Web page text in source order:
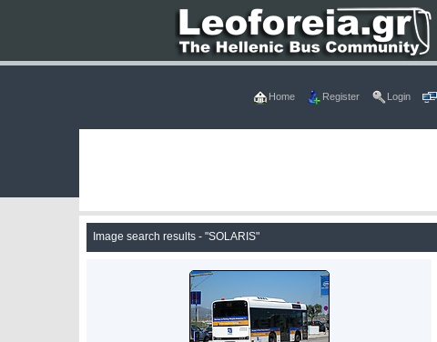
Home Register Login
Image search results - "SOLARIS"